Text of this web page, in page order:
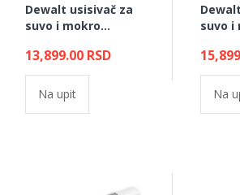
Dewalt usisivač za
suvo i mokro
13,899.00 RSD
Na upit
suvo i
Na